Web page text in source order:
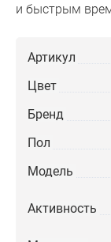
и быстрым
Артикул
Цвет
Бренд
Пол
Модель
Активность